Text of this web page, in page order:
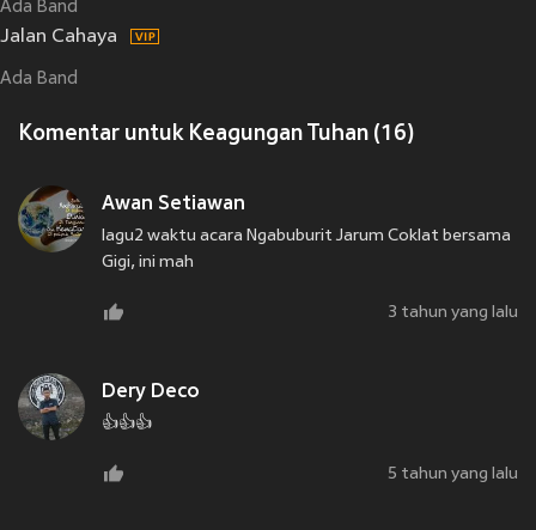
Ada Band
Jalan Cahaya
Ada Band
Komentar untuk Keagungan Tuhan (16)
Awan Setiawan
lagu2 waktu acara Ngabuburit Jarum Coklat bersama
Gigi, ini mah
3 tahun yang lalu
Dery Deco
👍👍👍
5 tahun yang lalu